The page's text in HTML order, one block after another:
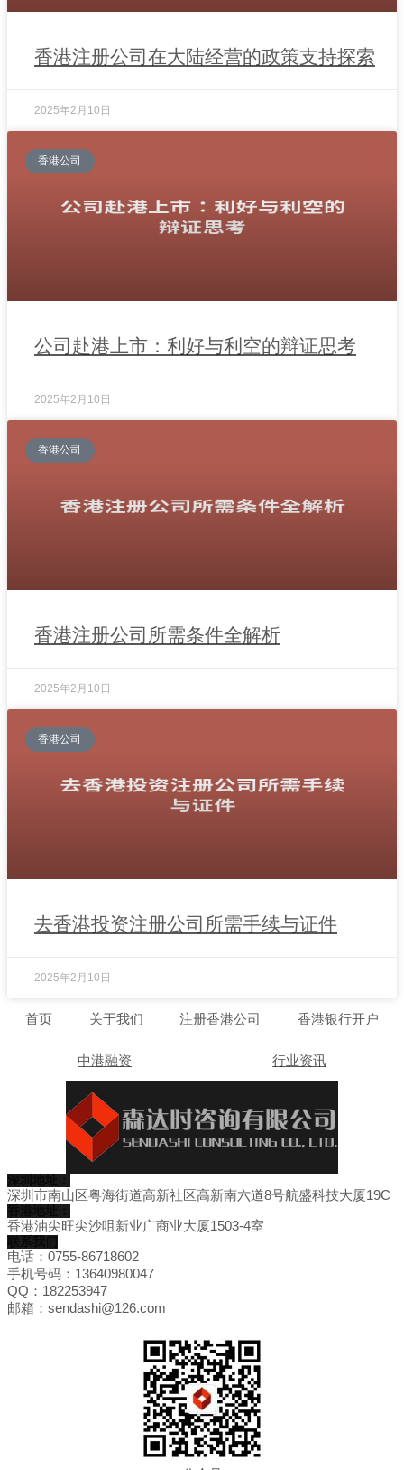
香港注册公司在大陆经营的政策支持探索
2025年2月10日
香港公司
公司赴港上市：利好与利空的辩证思考
2025年2月10日
香港公司
香港注册公司所需条件全解析
2025年2月10日
香港公司
去香港投资注册公司所需手续与证件
2025年2月10日
首页 关于我们 注册香港公司 香港银行开户
中港融资 行业资讯
深圳市南山区粤海街道高新社区高新南六道8号航盛科技大厦19C
香港油尖旺尖沙咀新业广商业大厦1503-4室
电话：0755-86718602
手机号码：13640980047
QQ：182253947
邮箱：sendashi@126.com